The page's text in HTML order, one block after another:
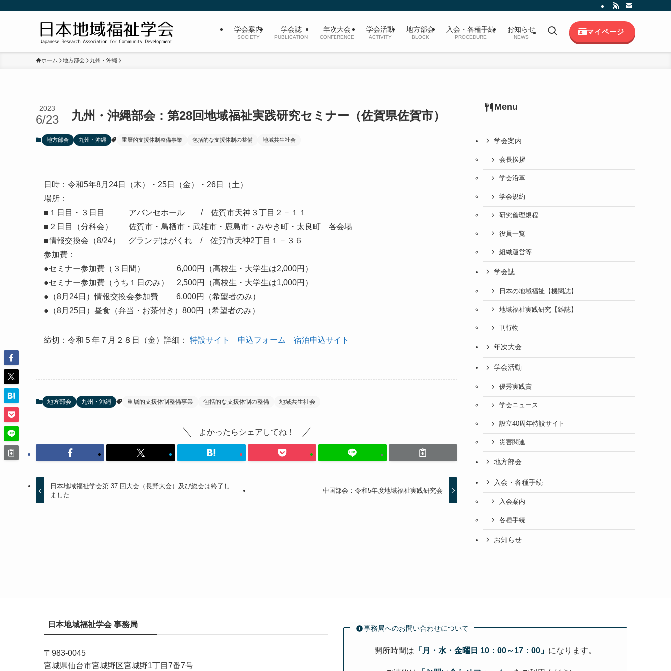
学会案内
SOCIETY
学会誌
PUBLICATION
年次大会
CONFERENCE
学会活動
ACTIVITY
地方部会
BLOCK
入会・各種手続
PROCEDURE
お知らせ
NEWS
マイページ
ホーム 地方部会 九州・沖縄
九州・沖縄部会：第28回地域福祉実践研究セミナー（佐賀県佐賀市）
2023
6/23
地方部会 九州・沖縄 重層的支援体制整備事業 包括的な支援体制の整備 地域共生社会
日時：令和5年8月24日（木）・25日（金）・26日（土）
場所：
■１日目・３日目 アバンセホール / 佐賀市天神３丁目２－１１
■２日目（分科会） 佐賀市・鳥栖市・武雄市・鹿島市・みやき町・太良町 各会場
■情報交換会（8/24） グランデはがくれ / 佐賀市天神2丁目１－３６
参加費：
●セミナー参加費（３日間） 6,000円（高校生・大学生は2,000円）
●セミナー参加費（うち１日のみ） 2,500円（高校生・大学生は1,000円）
●（8月24日）情報交換会参加費 6,000円（希望者のみ）
●（8月25日）昼食（弁当・お茶付き）800円（希望者のみ）
締切：令和５年７月２８日（金）詳細： 特設サイト 申込フォーム 宿泊申込サイト
地方部会 九州・沖縄 重層的支援体制整備事業 包括的な支援体制の整備 地域共生社会
よかったらシェアしてね！
日本地域福祉学会第 37 回大会（長野大会）及び総会は終了し
ました
中国部会：令和5年度地域福祉実践研究会
Menu
学会案内
会長挨拶
学会沿革
学会規約
研究倫理規程
役員一覧
組織運営等
学会誌
日本の地域福祉【機関誌】
地域福祉実践研究【雑誌】
刊行物
年次大会
学会活動
優秀実践賞
学会ニュース
設立40周年特設サイト
災害関連
地方部会
入会・各種手続
入会案内
各種手続
お知らせ
日本地域福祉学会 事務局
〒983-0045
宮城県仙台市宮城野区宮城野1丁目7番7号
事務局へのお問い合わせについて
開所時間は 「月・水・金曜日 10：00～17：00」 になります。